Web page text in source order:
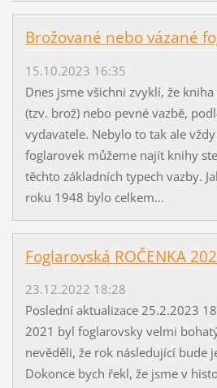
Brožované nebo vázané
15.10.2023 16:35
Dnes jsme všichni zvyklí, že
(tzv. brož) nebo pevné vazbě,
vydavatele. Nebylo to tak ale
foglarovek můžeme najít knihy
těchto základních typech vazby.
roku 1948 bylo celkem...
Foglarovská ROČENKA
23.12.2022 18:28
Poslední aktualizace 25.2.2023
2021 byl foglarovsky velmi
nevěděli, že rok následující bude
Dokonce bych řekl, že jsme v